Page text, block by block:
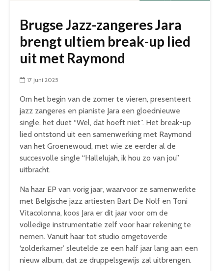
Brugse Jazz-zangeres Jara
brengt ultiem break-up lied
uit met Raymond
17 juni 2025
Om het begin van de zomer te vieren, presenteert
jazz zangeres en pianiste Jara een gloednieuwe
single, het duet “Wel, dat hoeft niet”. Het break-up
lied ontstond uit een samenwerking met Raymond
van het Groenewoud, met wie ze eerder al de
succesvolle single “Hallelujah, ik hou zo van jou”
uitbracht.
Na haar EP van vorig jaar, waarvoor ze samenwerkte
met Belgische jazz artiesten Bart De Nolf en Toni
Vitacolonna, koos Jara er dit jaar voor om de
volledige instrumentatie zelf voor haar rekening te
nemen. Vanuit haar tot studio omgetoverde
‘zolderkamer’ sleutelde ze een half jaar lang aan een
nieuw album, dat ze druppelsgewijs zal uitbrengen.